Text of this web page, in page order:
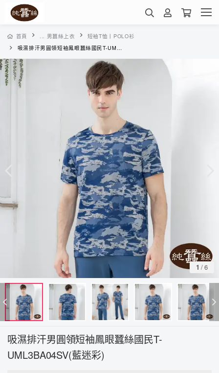
首頁 ... 男蠶絲上衣
短袖T恤丨POLO衫
吸濕排汗男圓領短袖鳳眼蠶絲國民T-UML3BA04SV(藍迷彩)
1 /6
吸濕排汗男圓領短袖鳳眼蠶絲國民T-
UML3BA04SV(藍迷彩)